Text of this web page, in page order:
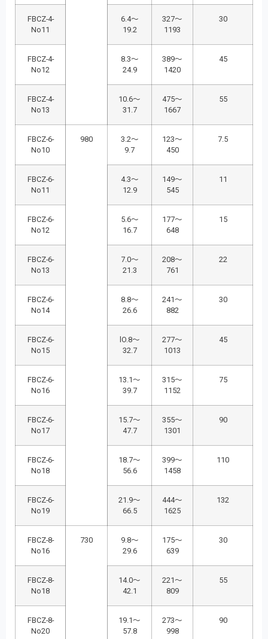
FBCZ-4-
No11
6.4～
19.2
327～
1193
30
FBCZ-4-
No12
8.3～
24.9
389～
1420
45
FBCZ-4-
No13
10.6～
31.7
475～
1667
55
FBCZ-6-
No10
980
3.2～
9.7
123～
450
7.5
FBCZ-6-
No11
4.3～
12.9
149～
545
11
FBCZ-6-
No12
5.6～
16.7
177～
648
15
FBCZ-6-
No13
7.0～
21.3
208～
761
22
FBCZ-6-
No14
8.8～
26.6
241～
882
30
FBCZ-6-
No15
lO.8～
32.7
277～
1013
45
FBCZ-6-
No16
13.1～
39.7
315～
1152
75
FBCZ-6-
No17
15.7～
47.7
355～
1301
90
FBCZ-6-
No18
18.7～
56.6
399～
1458
110
FBCZ-6-
No19
21.9～
66.5
444～
1625
132
FBCZ-8-
No16
730
9.8～
29.6
175～
639
30
FBCZ-8-
No18
14.0～
42.1
221～
809
55
FBCZ-8-
No20
19.1～
57.8
273～
998
90